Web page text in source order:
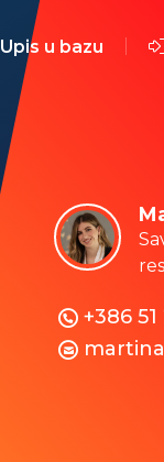
Upis u bazu
+386